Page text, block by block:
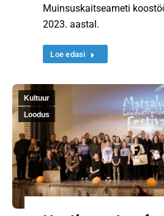
Muinsuskaitseameti
2023. aastal.
Loe edasi
Kultuur
Loodus